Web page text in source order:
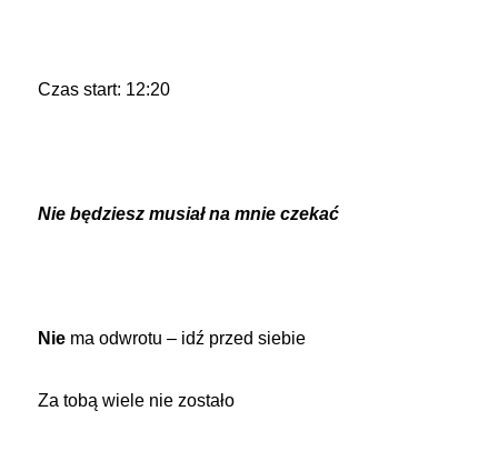
Czas start: 12:20
Nie będziesz musiał na mnie czekać
Nie ma odwrotu – idź przed siebie
Za tobą wiele nie zostało